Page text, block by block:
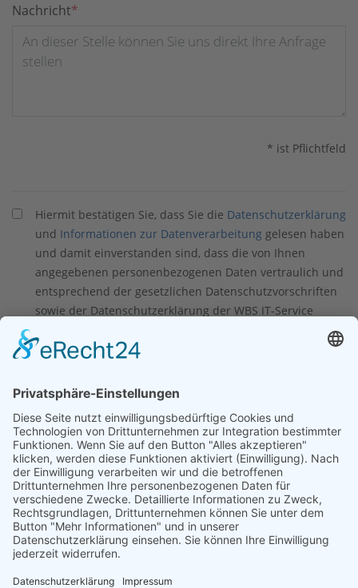
Pflichtfeld
Nachricht*
* ist Pflichtfeld
Hiermit bestätigen Sie, dass Sie die Datenschutzerklärung
und Informationen zur Datenverarbeitung gelesen haben
und damit einverstanden sind, dass die von Ihnen
angegebenen personenbezogenen Daten vertraulich und
entsprechend der gesetzlichen Datenschutzvorschriften
sowie der Datenschutzerklärung der WBS IT-Service
Sie bestätigen, dass WBS IT-Service GmbH per E-Mail mit
Sie widersprechen, indem Sie eine Mail mit dem Betreff
"Datenschutz Widerspruch" an marketing@wbs-it.de
senden.
Anfrage senden